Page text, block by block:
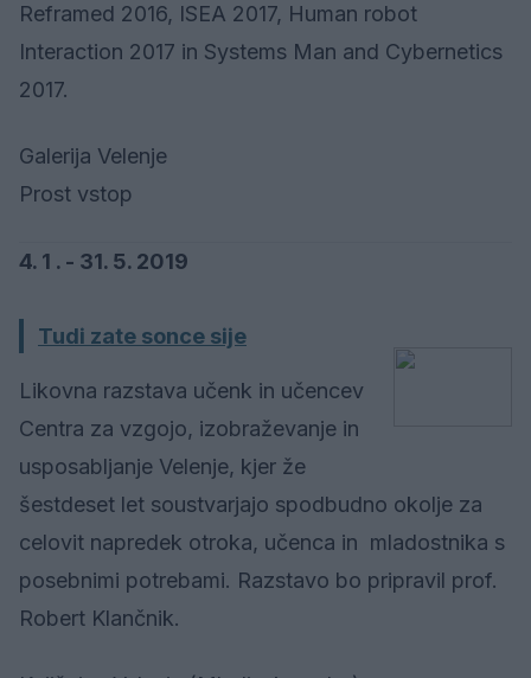
Reframed 2016, ISEA 2017, Human robot
Interaction 2017 in Systems Man and Cybernetics
2017.
Galerija Velenje
Prost vstop
4. 1 . - 31. 5. 2019
Tudi zate sonce sije
Likovna razstava učenk in učencev
Centra za vzgojo, izobraževanje in
usposabljanje Velenje, kjer že
šestdeset let soustvarjajo spodbudno okolje za
celovit napredek otroka, učenca in mladostnika s
posebnimi potrebami. Razstavo bo pripravil prof.
Robert Klančnik.